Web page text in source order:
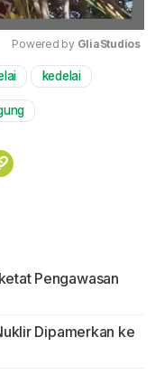
Mute
Powered by GliaStudios
kedelai
Pengawasan
Dipamerkan ke